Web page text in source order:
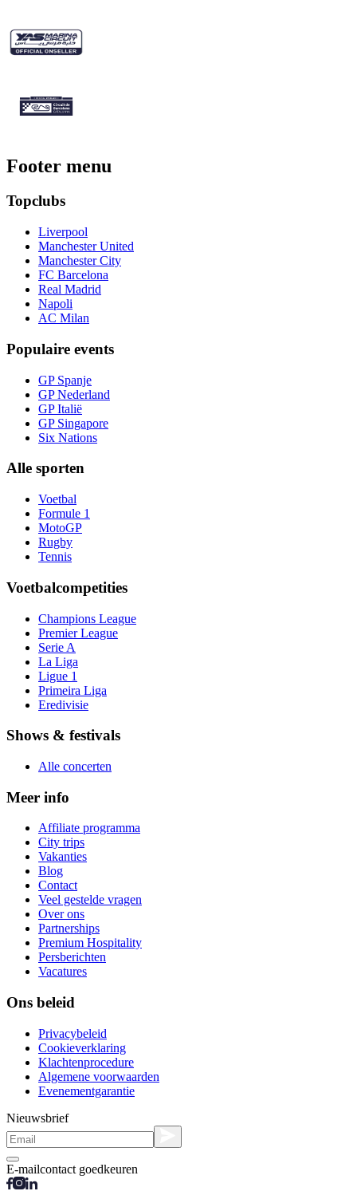
Footer menu
Topclubs
Liverpool
Manchester United
Manchester City
FC Barcelona
Real Madrid
Napoli
AC Milan
Populaire events
GP Spanje
GP Nederland
GP Italië
GP Singapore
Six Nations
Alle sporten
Voetbal
Formule 1
MotoGP
Rugby
Tennis
Voetbalcompetities
Champions League
Premier League
Serie A
La Liga
Ligue 1
Primeira Liga
Eredivisie
Shows & festivals
Alle concerten
Meer info
Affiliate programma
City trips
Vakanties
Blog
Contact
Veel gestelde vragen
Over ons
Partnerships
Premium Hospitality
Persberichten
Vacatures
Ons beleid
Privacybeleid
Cookieverklaring
Klachtenprocedure
Algemene voorwaarden
Evenementgarantie
Nieuwsbrief
E-mailcontact goedkeuren